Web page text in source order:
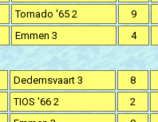
Tornado '65 2
9
Emmen 3 4
Dedemsvaart 3
8
TIOS '66 2
2